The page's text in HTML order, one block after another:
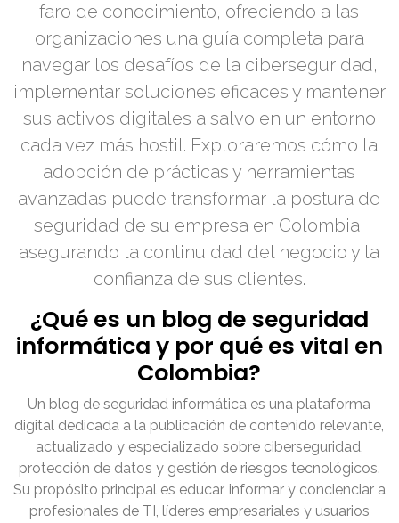
faro de conocimiento, ofreciendo a las
organizaciones una guía completa para
navegar los desafíos de la ciberseguridad,
implementar soluciones eficaces y mantener
sus activos digitales a salvo en un entorno
cada vez más hostil. Exploraremos cómo la
adopción de prácticas y herramientas
avanzadas puede transformar la postura de
seguridad de su empresa en Colombia,
asegurando la continuidad del negocio y la
confianza de sus clientes.
¿Qué es un blog de seguridad
informática y por qué es vital en
Colombia?
Un blog de seguridad informática es una plataforma
digital dedicada a la publicación de contenido relevante,
actualizado y especializado sobre ciberseguridad,
protección de datos y gestión de riesgos tecnológicos.
Su propósito principal es educar, informar y concienciar a
profesionales de TI, líderes empresariales y usuarios